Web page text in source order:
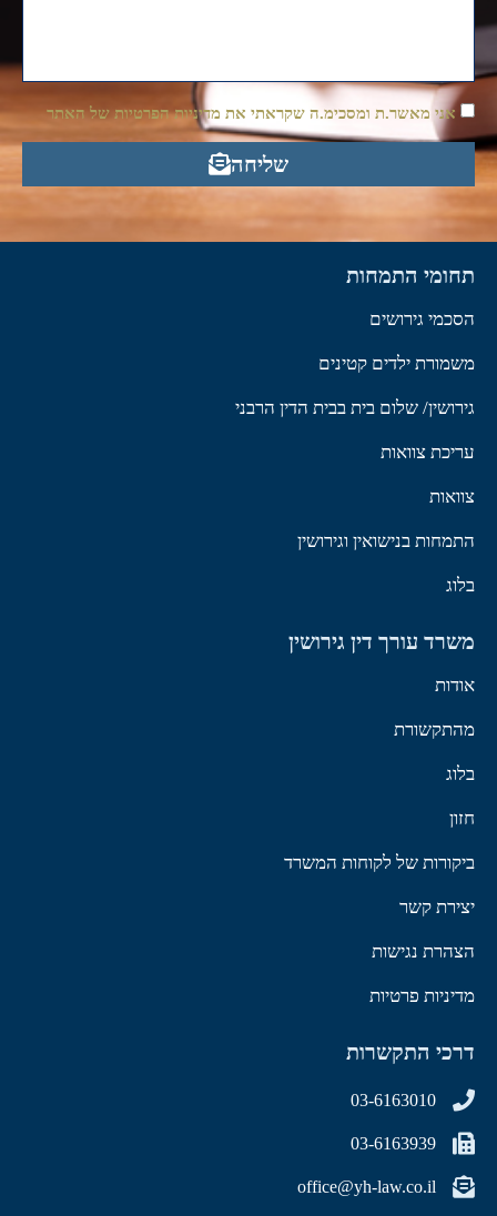
אני מאשר.ת ומסכימ.ה שקראתי את מדיניות הפרטיות של האתר
שליחה
תחומי התמחות
הסכמי גירושים
משמורת ילדים קטינים
גירושין/ שלום בית בבית הדין הרבני
עריכת צוואות
צוואות
התמחות בנישואין וגירושין
בלוג
משרד עורך דין גירושין
אודות
מהתקשורת
בלוג
חזון
ביקורות של לקוחות המשרד
יצירת קשר
הצהרת נגישות
מדיניות פרטיות
דרכי התקשרות
03-6163010
03-6163939
office@yh-law.co.il